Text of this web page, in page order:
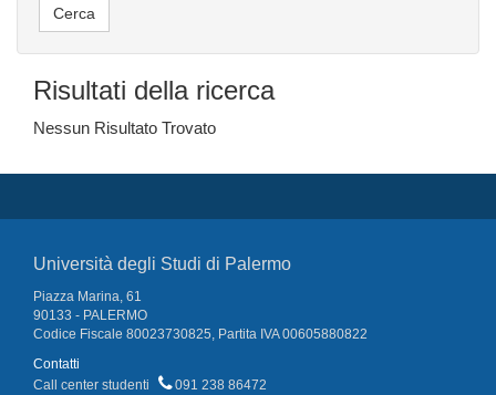
Risultati della ricerca
Nessun Risultato Trovato
Università degli Studi di Palermo
Piazza Marina, 61
90133 - PALERMO
Codice Fiscale 80023730825, Partita IVA 00605880822
Contatti
Call center studenti
091 238 86472